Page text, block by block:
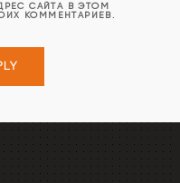
САЙТА В ЭТОМ
КОММЕНТАРИЕВ.